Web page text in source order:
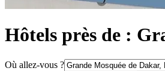
Hôtels près de :
Où allez-vous ?